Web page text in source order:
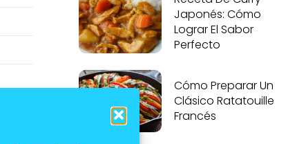
Japonés: Cómo
Lograr El Sabor
Perfecto
Cómo Preparar Un
Clásico Ratatouille
Francés